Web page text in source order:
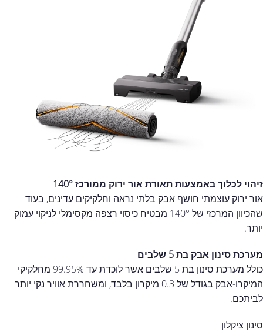
זיהוי לכלוך באמצעות תאורת אור ירוק ממורכז 140°
אור ירוק עוצמתי חושף אבק בלתי נראה וחלקיקים עדינים, בעוד
שהכיוון המרכזי של 140° מבטיח כיסוי רצפה מקסימלי לניקוי עמוק
יותר.
מערכת סינון אבק בת 5 שלבים
כולל מערכת סינון בת 5 שלבים אשר לוכדת עד 99.95% מחלקיקי
המיקרו-אבק בגודל של 0.3 מיקרון בלבד, ומשחררת אוויר נקי יותר
לביתכם.
סינון ציקלון